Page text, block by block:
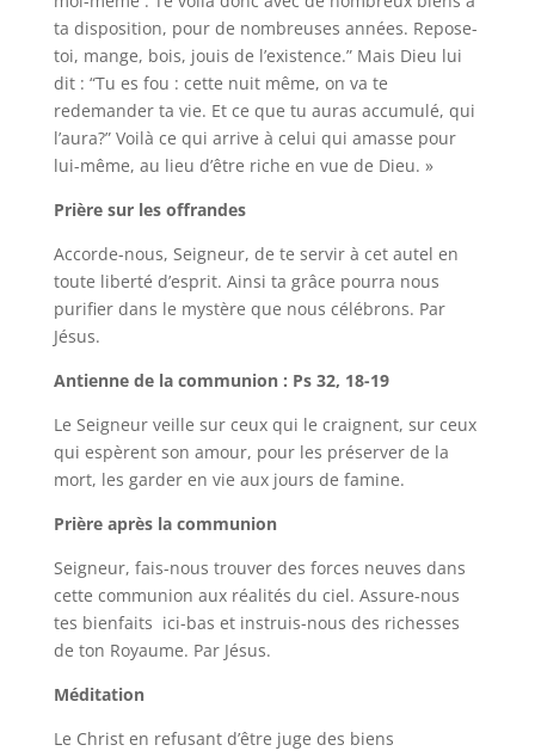
ta disposition, pour de nombreuses années. Repose-
toi, mange, bois, jouis de l’existence.” Mais Dieu lui
dit : “Tu es fou : cette nuit même, on va te
redemander ta vie. Et ce que tu auras accumulé, qui
l’aura?” Voilà ce qui arrive à celui qui amasse pour
lui-même, au lieu d’être riche en vue de Dieu. »
Prière sur les offrandes
Accorde-nous, Seigneur, de te servir à cet autel en
toute liberté d’esprit. Ainsi ta grâce pourra nous
purifier dans le mystère que nous célébrons. Par
Jésus.
Antienne de la communion : Ps 32, 18-19
Le Seigneur veille sur ceux qui le craignent, sur ceux
qui espèrent son amour, pour les préserver de la
mort, les garder en vie aux jours de famine.
Prière après la communion
Seigneur, fais-nous trouver des forces neuves dans
cette communion aux réalités du ciel. Assure-nous
tes bienfaits ici-bas et instruis-nous des richesses
de ton Royaume. Par Jésus.
Méditation
Le Christ en refusant d’être juge des biens